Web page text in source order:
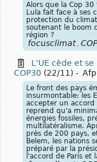
Alors que la Cop
Lula fait face à ses
protection du
soutenant le boom
région ?
focusclimat
L'UE cède et
COP30 (22/11) - Afp
Le front des pays
insurmontable: les
accepter un accord
reprend qu'a
énergies fossiles,
multilatéralisme.
près de 200 pays,
Belem, les nations
préparé par la
l'accord de Paris et